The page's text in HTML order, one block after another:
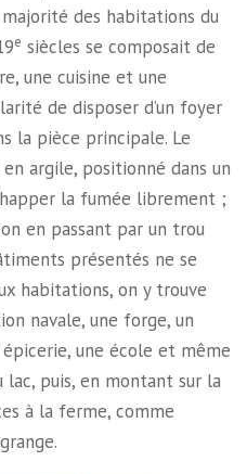
des habitations du
e siècles se composait de
une cuisine et une
de disposer d’un foyer
la pièce principale. Le
argile, positionné dans un
la fumée librement ;
en passant par un trou
présentés ne se
habitations, on y trouve
navale, une forge, un
une école et même
lac, puis, en montant sur la
à la ferme, comme